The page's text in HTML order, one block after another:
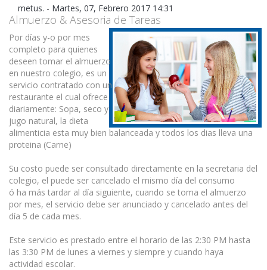
metus. - Martes, 07, Febrero 2017 14:31
Almuerzo & Asesoria de Tareas
Por días y-o por mes
completo para quienes
deseen tomar el almuerzo
en nuestro colegio, es un
servicio contratado con un
restaurante el cual ofrece
diariamente: Sopa, seco y
jugo natural, la dieta
alimenticia esta muy bien balanceada y todos los dias lleva una
proteina (Carne)
Su costo puede ser consultado directamente en la secretaria del
colegio, el puede ser cancelado el mismo día del consumo
ó ha más tardar al día siguiente, cuando se toma el almuerzo
por mes, el servicio debe ser anunciado y cancelado antes del
día 5 de cada mes.
Este servicio es prestado entre el horario de las 2:30 PM hasta
las 3:30 PM de lunes a viernes y siempre y cuando haya
actividad escolar.